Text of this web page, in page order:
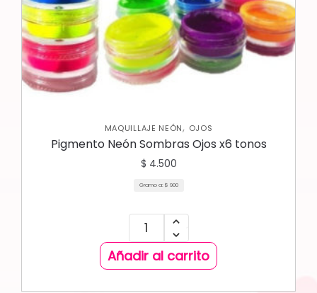
MAQUILLAJE NEÓN, OJOS
Pigmento Neón Sombras Ojos x6 tonos
$ 4.500
Gramo a: $ 900
Añadir al carrito